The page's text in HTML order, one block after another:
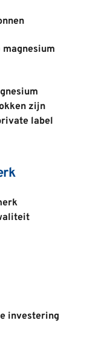
zijn
label
investering